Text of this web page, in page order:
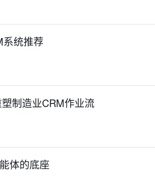
统推荐
制造业CRM作业流
体的底座